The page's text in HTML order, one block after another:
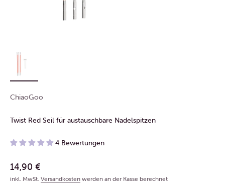
ChiaoGoo
Twist Red Seil für austauschbare Nadelspitzen
4 Bewertungen
Angebot
14,90 €
inkl. MwSt. Versandkosten werden an der Kasse berechnet